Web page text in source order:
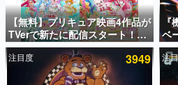
アプリセール情報
インタビュー
連載・特集一覧
【無料】プリキュア映画4作品が
TVerで新たに配信スタート！な
んと2018年～2024年の映画ほぼ
すべてが見放題に、ぶっちゃけ
ありえないラインナップ
ベ
ン
ー
年
注目度 3949 注